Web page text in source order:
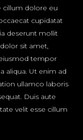
cillum dolore eu
cupidatat
deserunt mollit
sit amet,
tempor
aliqua. Ut enim ad
ullamco laboris
Duis aute
velit esse cillum